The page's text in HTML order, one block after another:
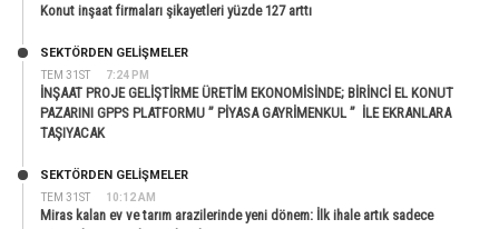
Konut inşaat firmaları şikayetleri yüzde 127 arttı
TEM 31ST 7:24 PM
SEKTÖRDEN GELIŞMELER
İNŞAAT PROJE GELİŞTİRME ÜRETİM EKONOMİSİNDE; BİRİNCİ EL KONUT
PAZARINI GPPS PLATFORMU ” PİYASA GAYRİMENKUL ” İLE EKRANLARA
TAŞIYACAK
TEM 31ST 10:12 AM
SEKTÖRDEN GELIŞMELER
Miras kalan ev ve tarım arazilerinde yeni dönem: İlk ihale artık sadece